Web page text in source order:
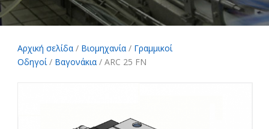
Αρχική σελίδα / Βιομηχανία / Γραμμικοί
Οδηγοί/ Βαγονάκια / ARC 25 FN